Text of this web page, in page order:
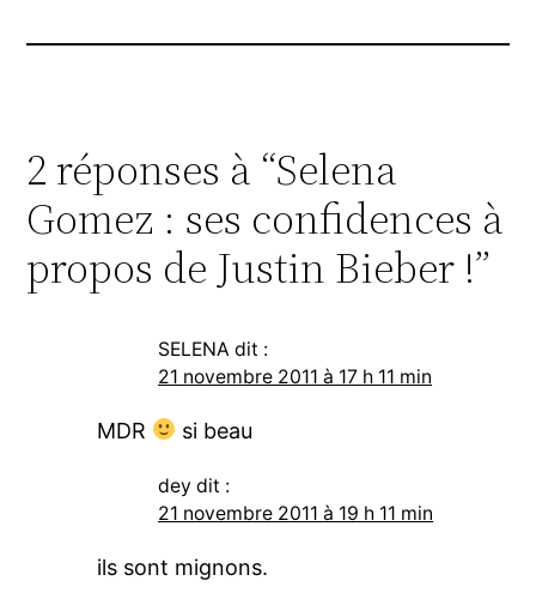
2 réponses à “Selena
Gomez : ses confidences à
propos de Justin Bieber !”
SELENA dit :
21 novembre 2011 à 17 h 11 min
MDR si beau
dey dit :
21 novembre 2011 à 19 h 11 min
ils sont mignons.